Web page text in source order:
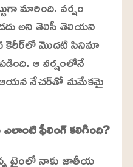
మారింది. వర్షం
అని తెలిసీ తెలియని
కెరీర్‌లో మొదటి సినిమా
ఆ వర్షంలోనే
ఆయన నేచర్‌తో మమేకమై
ఎలాంటి ఫీలింగ్ కలిగింది?
టైంలో నాకు జాతీయ